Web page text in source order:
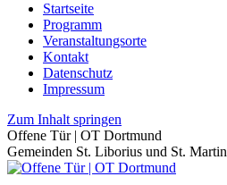
Startseite
Programm
Veranstaltungsorte
Kontakt
Datenschutz
Impressum
Zum Inhalt springen
Offene Tür | OT Dortmund
Gemeinden St. Liborius und St. Martin